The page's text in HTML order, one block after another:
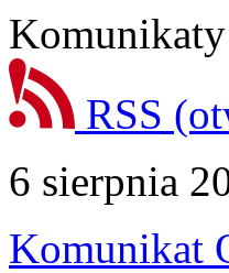
RSS
6 sierpnia
Komunikat